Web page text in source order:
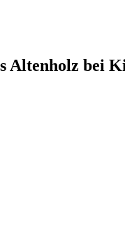
Altenholz bei